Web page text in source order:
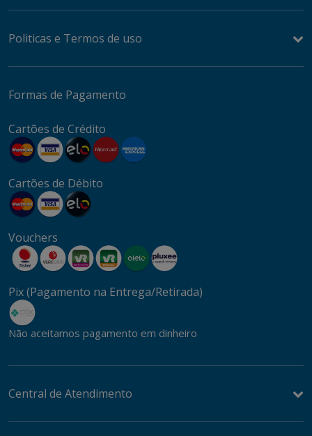
Politicas e Termos de uso
Formas de Pagamento
Cartões de Crédito
Cartões de Débito
Vouchers
Pix (Pagamento na Entrega/Retirada)
Não aceitamos pagamento em dinheiro
Central de Atendimento